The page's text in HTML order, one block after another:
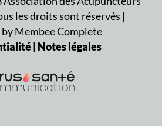
les droits sont réservés |
Membee Complete
| Notes légales